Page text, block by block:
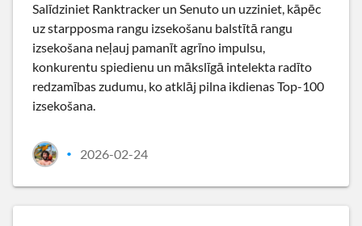
Salīdziniet Ranktracker un Senuto un uzziniet, kāpēc
uz starpposma rangu izsekošanu balstītā rangu
izsekošana neļauj pamanīt agrīno impulsu,
konkurentu spiedienu un mākslīgā intelekta radīto
redzamības zudumu, ko atklāj pilna ikdienas Top-100
izsekošana.
• 2026-02-24